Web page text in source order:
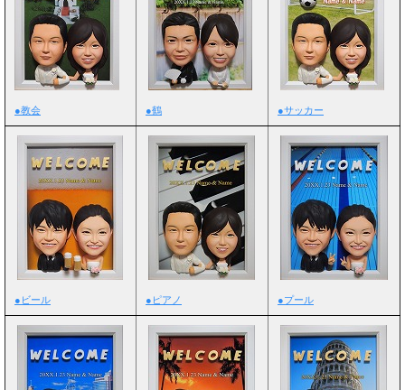
●教会 ●鶴 ●サッカー
●ビール ●ピアノ ●プール